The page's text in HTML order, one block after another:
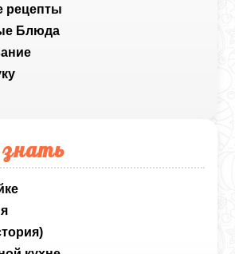
рецепты
Блюда